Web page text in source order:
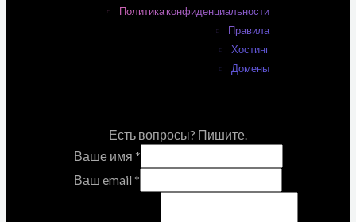
Политика конфиденциальности
Правила
Хостинг
Домены
Есть вопросы? Пишите.
Ваше имя *
Ваш email *